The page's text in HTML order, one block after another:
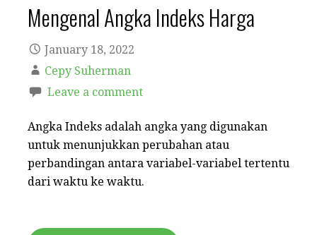
Mengenal Angka Indeks Harga
January 18, 2022
Cepy Suherman
Leave a comment
Angka Indeks adalah angka yang digunakan
untuk menunjukkan perubahan atau
perbandingan antara variabel-variabel tertentu
dari waktu ke waktu.